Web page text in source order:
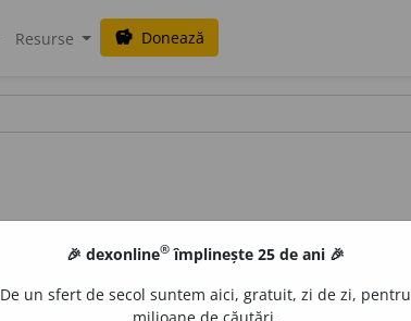
Resurse savings Donează
🎉 dexonline® împlinește 25 de ani 🎉
De un sfert de secol suntem aici, gratuit, zi de zi, pentru
milioane de căutări.